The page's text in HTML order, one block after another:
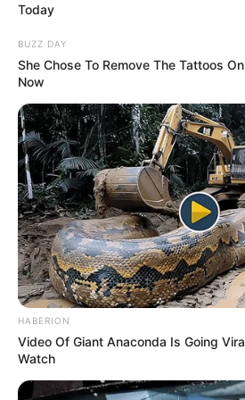
[TODAS AS LIVES] Desde o
CONASEMS ao Portal de Serviços
Today
BUZZ DAY
She Chose To Remove The Tattoos
Now
HABERION
Video Of Giant Anaconda Is Going
Watch